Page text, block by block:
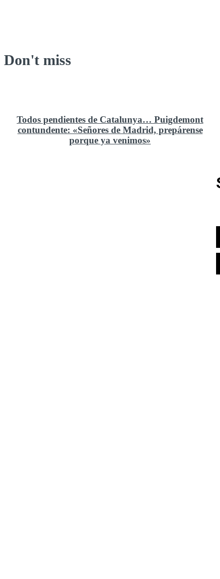
Don't miss
Todos pendientes de Catalunya… Puigdemont
contundente: «Señores de Madrid, prepárense
porque ya venimos»